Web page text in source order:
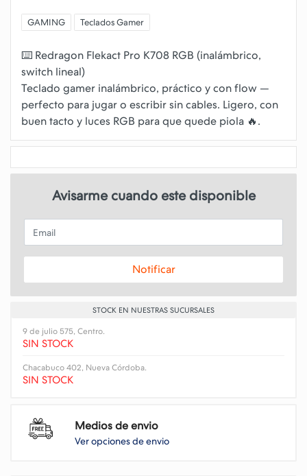
GAMING Teclados Gamer
⌨️ Redragon Flekact Pro K708 RGB (inalámbrico,
switch lineal)
Teclado gamer inalámbrico, práctico y con flow —
perfecto para jugar o escribir sin cables. Ligero, con
Avisarme cuando este disponible
Email
Notificar
STOCK EN NUESTRAS SUCURSALES
9 de julio 575, Centro.
SIN STOCK
Chacabuco 402, Nueva Córdoba.
SIN STOCK
Medios de envio
Ver opciones de envio